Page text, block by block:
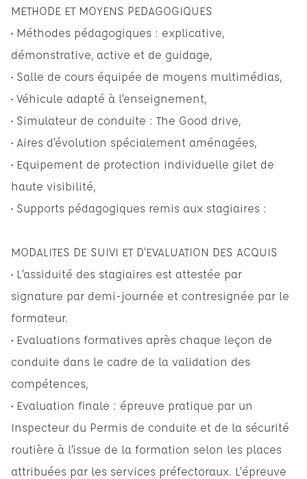
METHODE ET MOYENS PEDAGOGIQUES
• Méthodes pédagogiques : explicative,
démonstrative, active et de guidage,
• Salle de cours équipée de moyens multimédias,
• Véhicule adapté à l’enseignement,
• Simulateur de conduite : The Good drive,
• Aires d’évolution spécialement aménagées,
• Equipement de protection individuelle gilet de
haute visibilité,
• Supports pédagogiques remis aux stagiaires :
MODALITES DE SUIVI ET D’EVALUATION DES ACQUIS
• L’assiduité des stagiaires est attestée par
signature par demi-journée et contresignée par le
formateur.
• Evaluations formatives après chaque leçon de
conduite dans le cadre de la validation des
compétences,
• Evaluation finale : épreuve pratique par un
Inspecteur du Permis de conduite et de la sécurité
routière à l’issue de la formation selon les places
attribuées par les services préfectoraux. L'épreuve